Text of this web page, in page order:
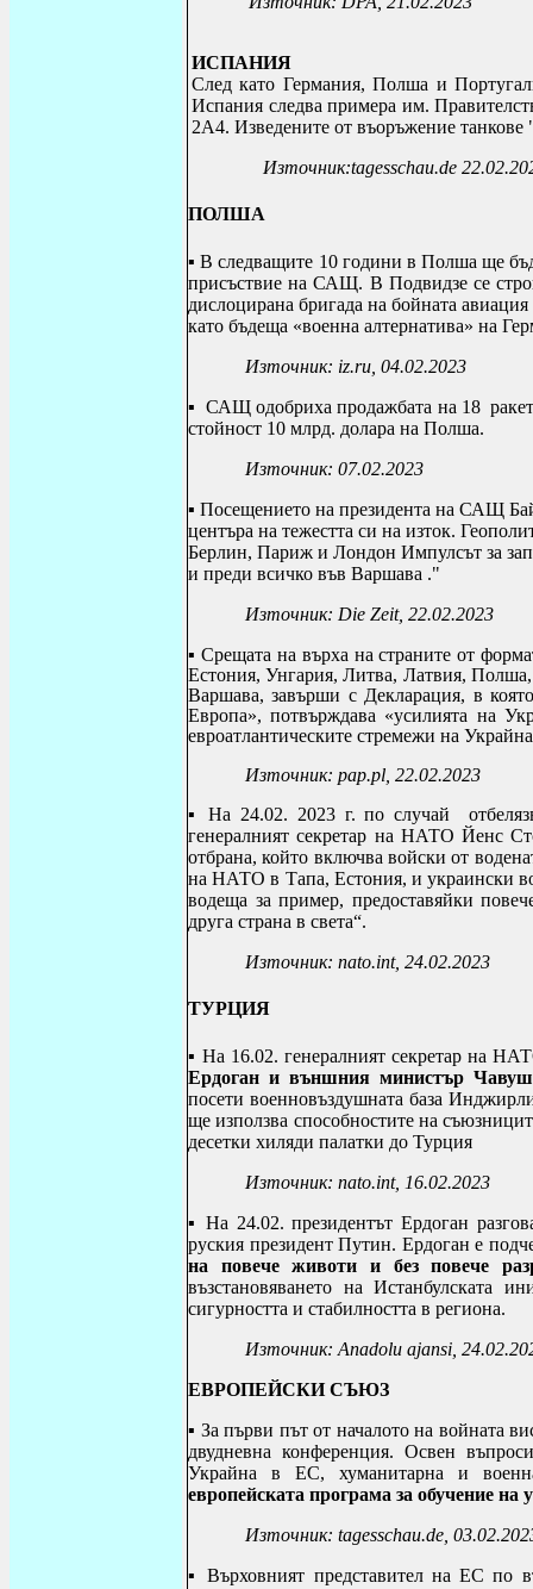
ИСПАНИЯ
След като Германия, Полша и
Испания следва примера им.
2A4. Изведените от въоръжение
Източник:tagesschau.de
ПОЛША
▪ В следващите 10 години в Полша ще
присъствие на САЩ. В Подвидзе се
дислоцирана бригада на бойната
като бъдеща «военна алтернатива» на
Източник: iz.ru , 04.02.2023
▪ САЩ одобриха продажбата на 18
стойност 10 млрд. долара на Полша.
Източник: 07.02.2023
▪ Посещението на президента на САЩ
центъра на тежестта си на изток.
Берлин, Париж и Лондон Импулсът за
и преди всичко във Варшава ."
Източник: Die Zeit, 22.02.2023
▪ Срещата на върха на страните от
Естония, Унгария, Литва, Латвия,
Варшава, завърши с Декларация, в
Европа», потвърждава «усилията на
евроатлантическите стремежи на
Източник: pap.pl, 22.02.2023
▪На 24.02. 2023 г. по случай
генералният секретар на НАТО Йенс
отбрана, който включва войски от
на НАТО в Тапа, Естония, и украински
водеща за пример, предоставяйки
друга страна в света“.
Източник: nato.int, 24.02.2023
ТУРЦИЯ
▪На 16.02. генералният секретар на
Ердоган и външния министър
посети военновъздушната база
ще използва способностите на
десетки хиляди палатки до Турция
Източник: nato.int, 16.02.2023
▪ На 24.02. президентът Ердоган
руския президент Путин. Ердоган е
на повече животи и без повече
възстановяването на Истанбулската
сигурността и стабилността в региона.
Източник: Anadolu ajansi,
ЕВРОПЕЙСКИ СЪЮЗ
▪ За първи път от началото на войната
двудневна конференция. Освен
Украйна в ЕС, хуманитарна и
европейската програма за обучение на
Източник: tagesschau.de,
▪Върховният представител на ЕС по